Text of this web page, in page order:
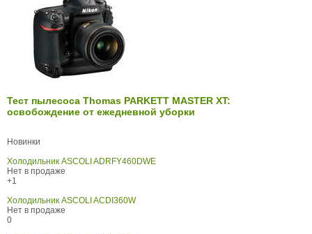
Тест пылесоса Thomas PARKETT MASTER XT:
освобождение от ежедневной уборки
Новинки
Холодильник ASCOLI ADRFY460DWE
Нет в продаже
+1
Холодильник ASCOLI ACDI360W
Нет в продаже
0